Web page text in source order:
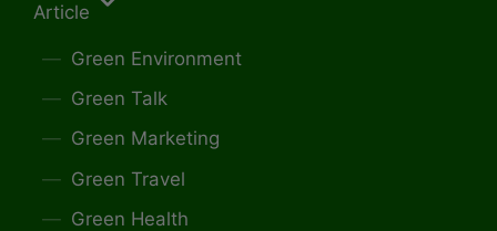
Article
Green Environment
Green Talk
Green Marketing
Green Travel
Green Health